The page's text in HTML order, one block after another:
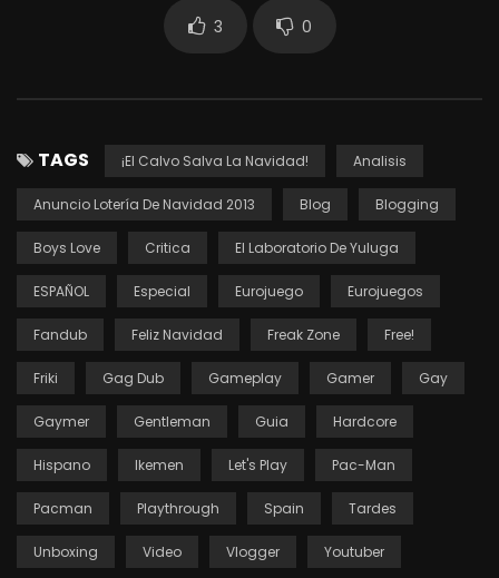
3 0
TAGS ¡El Calvo Salva La Navidad! Analisis
Anuncio Lotería De Navidad 2013 Blog Blogging
Boys Love Critica El Laboratorio De Yuluga
ESPAÑOL Especial Eurojuego Eurojuegos
Fandub Feliz Navidad Freak Zone Free!
Friki Gag Dub Gameplay Gamer Gay
Gaymer Gentleman Guia Hardcore
Hispano Ikemen Let's Play Pac-Man
Pacman Playthrough Spain Tardes
Unboxing Video Vlogger Youtuber